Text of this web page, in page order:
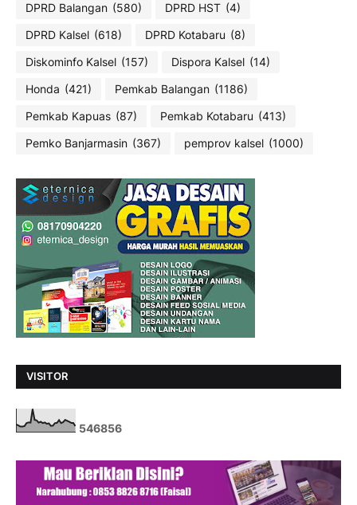
DPRD Balangan (580) DPRD HST (4)
DPRD Kalsel (618) DPRD Kotabaru (8)
Diskominfo Kalsel (157) Dispora Kalsel (14)
Honda (421) Pemkab Balangan (1186)
Pemkab Kapuas (87) Pemkab Kotabaru (413)
Pemko Banjarmasin (367) pemprov kalsel (1000)
VISITOR
546856